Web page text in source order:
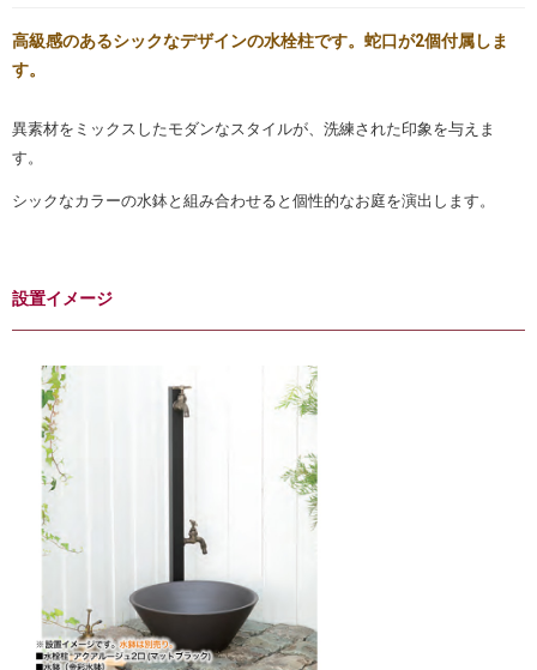
高級感のあるシックなデザインの水栓柱です。蛇口が2個付属しま
す。
異素材をミックスしたモダンなスタイルが、洗練された印象を与えま
す。
シックなカラーの水鉢と組み合わせると個性的なお庭を演出します。
設置イメージ